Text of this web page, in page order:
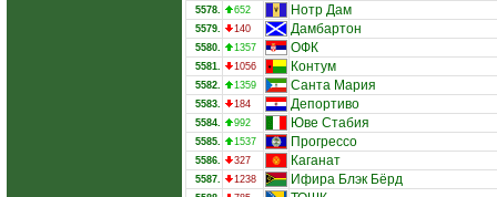
5578. 652 Нотр Дам
5579. 140 Дамбартон
5580. 1357 ОФК
5581. 1056 Контум
5582. 1359 Санта Мария
5583. 184 Депортиво
5584. 992 Юве Стабия
5585. 1537 Прогрессо
5586. 327 Каганат
5587. 1238 Ифира Блэк Бёрд